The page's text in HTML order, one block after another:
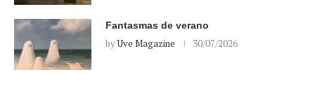
Fantasmas de verano
byUve Magazine 30/07/2026